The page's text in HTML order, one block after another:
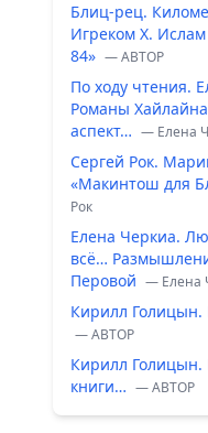
Блиц-рец.
Игреком Х.
84» — ABTOP
По ходу чтения.
Романы
аспект… — Елена
Сергей Рок.
«Макинтош для
Рок
Елена Черкиа.
всё…
Перовой — Елена
Кирилл Голицын.
— ABTOP
Кирилл Голицын.
книги… — ABTOP